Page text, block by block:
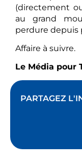
(directement
au grand
perdure depuis
Affaire à suivre.
Le Média pour
PARTAGEZ